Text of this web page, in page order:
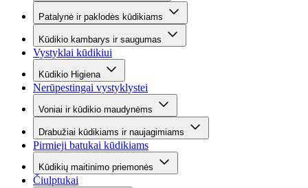
Patalynė ir paklodės kūdikiams
Kūdikio kambarys ir saugumas
Vystyklai kūdikiui
Kūdikio Higiena
Nerūpestingai vystyklystei
Voniai ir kūdikio maudynėms
Drabužiai kūdikiams ir naujagimiams
Pirmieji batukai kūdikiams
Kūdikių maitinimo priemonės
Čiulptukai